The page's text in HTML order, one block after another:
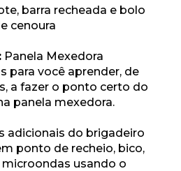
barra recheada e bolo
cenoura
Panela Mexedora
para você aprender, de
a fazer o ponto certo do
panela mexedora.
adicionais do brigadeiro
ponto de recheio, bico,
usando o